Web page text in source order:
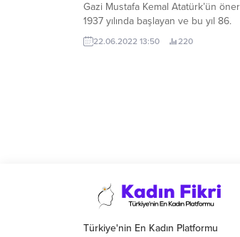
Gazi Mustafa Kemal Atatürk’ün
1937 yılında başlayan ve bu yıl 86.
22.06.2022 13:50 220
Türkiye'nin En Kadın Platformu